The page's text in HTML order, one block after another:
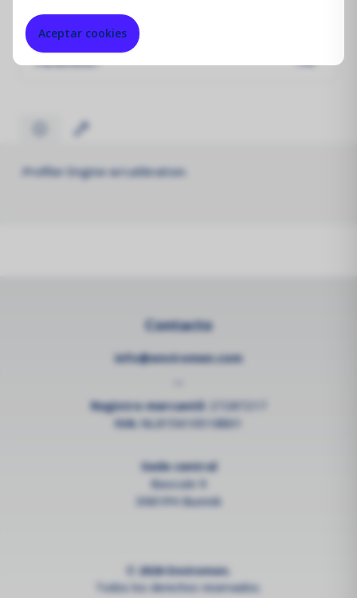
Aceptar cookies
Merk:
.Profiler Engine w/calibration.
Contacto
info@enviromen.com
Registro mercantil: 27287217
IVA: NL815610518B01
Sede central
Bascule 9
3981PH Bunnik
© 2026 Enviromen.
Todos los derechos reservados.